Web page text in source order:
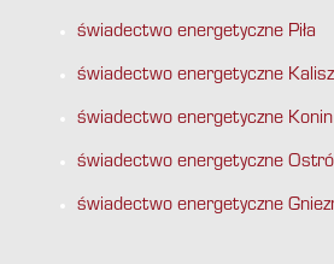
świadectwo energetyczne Piła
świadectwo energetyczne Kalisz
świadectwo energetyczne Konin
świadectwo energetyczne
świadectwo energetyczne